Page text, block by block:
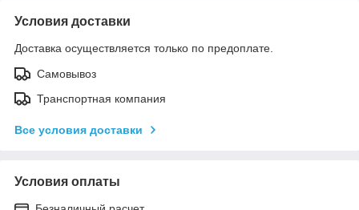
Условия доставки
Доставка осуществляется только по предоплате.
Самовывоз
Транспортная компания
Все условия доставки
Условия оплаты